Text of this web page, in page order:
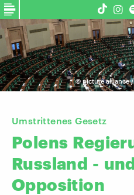
©picture alliance
Umstrittenes Gesetz
Polens
Russland -
Opposition